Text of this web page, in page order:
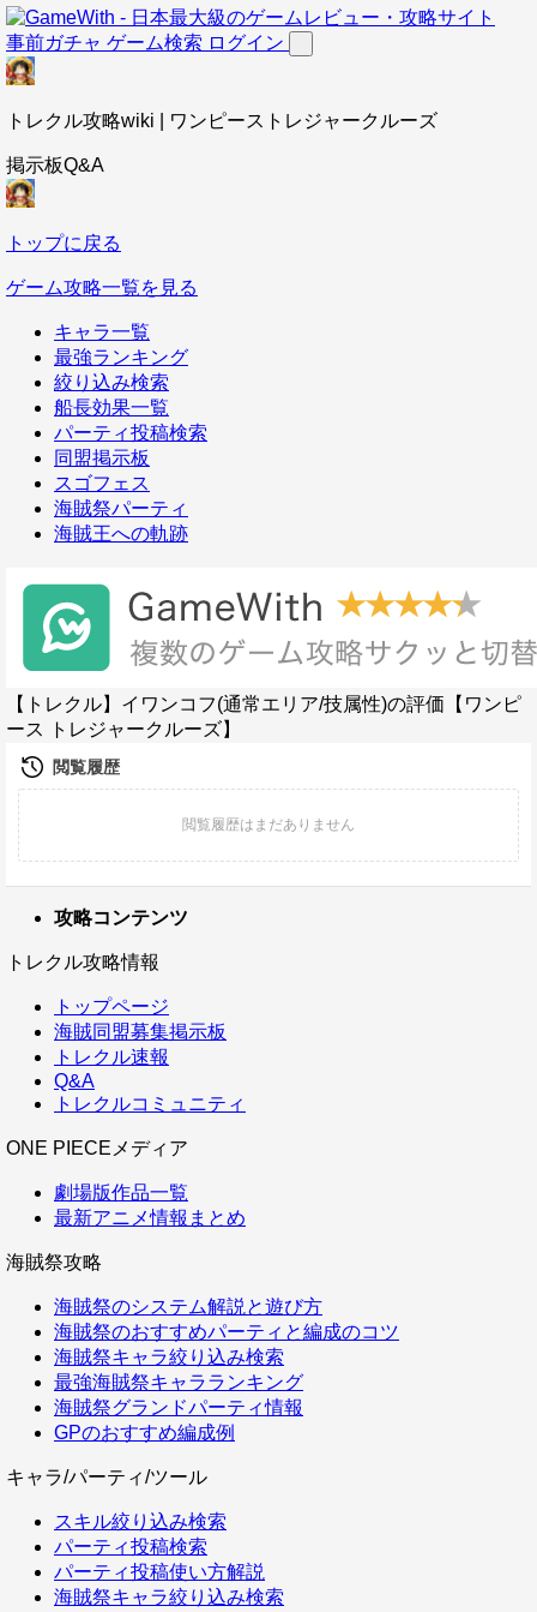
事前ガチャ ゲーム検索 ログイン
トレクル攻略wiki | ワンピーストレジャークルーズ
掲示板Q&A
トップに戻る
ゲーム攻略一覧を見る
キャラ一覧
最強ランキング
絞り込み検索
船長効果一覧
パーティ投稿検索
同盟掲示板
スゴフェス
海賊祭パーティ
海賊王への軌跡
【トレクル】イワンコフ(通常エリア/技属性)の評価【ワンピ
ース トレジャークルーズ】
攻略コンテンツ
トレクル攻略情報
トップページ
海賊同盟募集掲示板
トレクル速報
Q&A
トレクルコミュニティ
ONE PIECEメディア
劇場版作品一覧
最新アニメ情報まとめ
海賊祭攻略
海賊祭のシステム解説と遊び方
海賊祭のおすすめパーティと編成のコツ
海賊祭キャラ絞り込み検索
最強海賊祭キャラランキング
海賊祭グランドパーティ情報
GPのおすすめ編成例
キャラ/パーティ/ツール
スキル絞り込み検索
パーティ投稿検索
パーティ投稿使い方解説
海賊祭キャラ絞り込み検索